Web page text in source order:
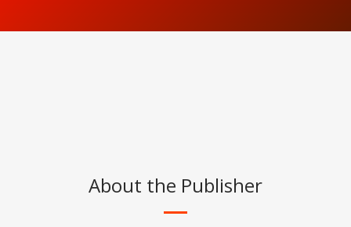
About the Publisher